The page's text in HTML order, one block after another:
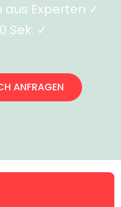
Experten ✓
Sek. ✓
ANFRAGEN